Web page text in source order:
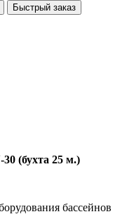
Быстрый заказ
(бухта 25 м.)
бассейнов